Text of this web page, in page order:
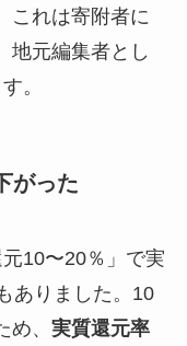
これは寄附者に
地元編集者とし
。
がった
10〜20％」で実
ありました。10
、 実質還元率